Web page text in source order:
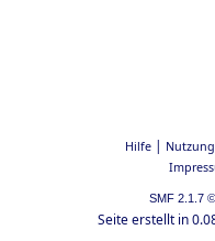
Hilfe|
SMF 2.1.7
Seite erstellt in